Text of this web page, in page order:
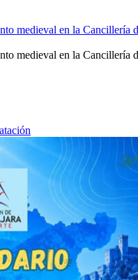
medieval en la Cancillería
medieval en la Cancillería